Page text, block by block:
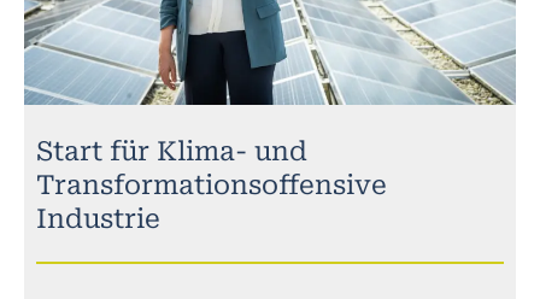
Start für Klima- und
Transformationsoffensive
Industrie